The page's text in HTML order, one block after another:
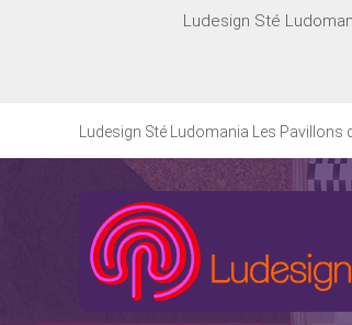
Ludesign Sté
Ludesign Sté Ludomania Les Pavillons